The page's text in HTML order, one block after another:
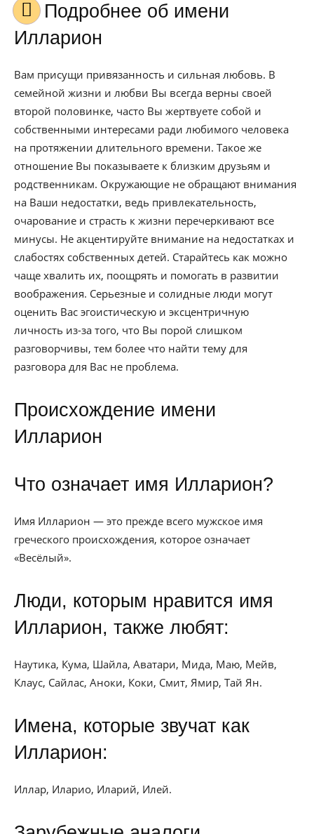
Подробнее об имени
Илларион
Вам присущи привязанность и сильная любовь. В
семейной жизни и любви Вы всегда верны своей
второй половинке, часто Вы жертвуете собой и
собственными интересами ради любимого человека
на протяжении длительного времени. Такое же
отношение Вы показываете к близким друзьям и
родственникам. Окружающие не обращают внимания
на Ваши недостатки, ведь привлекательность,
очарование и страсть к жизни перечеркивают все
минусы. Не акцентируйте внимание на недостатках и
слабостях собственных детей. Старайтесь как можно
чаще хвалить их, поощрять и помогать в развитии
воображения. Серьезные и солидные люди могут
оценить Вас эгоистическую и эксцентричную
личность из-за того, что Вы порой слишком
разговорчивы, тем более что найти тему для
разговора для Вас не проблема.
Происхождение имени
Илларион
Что означает имя Илларион?
Имя Илларион — это прежде всего мужское имя
греческого происхождения, которое означает
«Весёлый».
Люди, которым нравится имя
Илларион, также любят:
Наутика, Кума, Шайла, Аватари, Мида, Маю, Мейв,
Клаус, Сайлас, Аноки, Коки, Смит, Ямир, Тай Ян.
Имена, которые звучат как
Илларион:
Иллар, Иларио, Иларий, Илей.